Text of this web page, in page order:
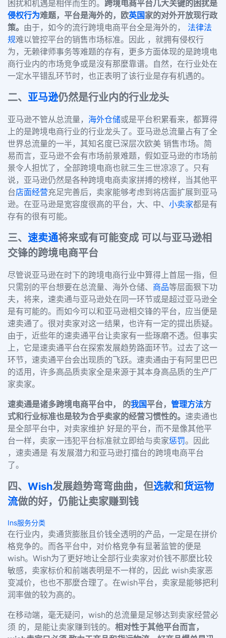
困扰和机遇是相伴而生的。 跨境电商平台几大关键的困扰是
侵权行为难题，平台是海外的，欧英国家的对外开放现行政
策。 由于，如今的流行跨境电商平台全是海外的， 法律法
规难以管控平台的销售市场标准。因此 ，就拥有侵权行
为，无赖律师事务等难题的存有，更多方面体现的是跨境电
商行业内的市场竞争或是沒有那麼靠谱。自然，在行业处在
一定水平错乱环节时，也正表明了该行业是存有机遇的。
二、 亚马逊仍然是行业内的行业龙头
亚马逊不管从总流量， 海外仓储或是平台积累看来，都算得
上的是跨境电商行业的行业龙头了。亚马逊总流量占有了全
世界总流量的一半，其知名度已深层次欧美 销售市场。简
易而言，亚马逊不会有市场前景难题，假如亚马逊的市场前
景令人担忧了，全部跨境电商也就三生三世凉凉了。只有
说，亚马逊仍然是各种跨境电商卖家拼搏的榜样，当其他平
台店面经营充足完善后，卖家能够考虑到将店面扩展到亚马
逊。在亚马逊是宽容度很高的平台，大、中、 小卖家都是有
存有的很有可能。
三、 速卖通将来或有可能变成 可以与亚马逊相
交锋的跨境电商平台
尽管说亚马逊在时下的跨境电商行业中算得上首屈一指，但
只需别的平台想要在总流量、海外仓储、 商品等层面狠下功
夫，将来，速卖通与亚马逊处在同一环节或是超过亚马逊全
是有可能的。而如今可以和亚马逊相交锋的平台，应当便是
速卖通了。很对卖家对这一结果，也许有一定的提出质疑。
由于，近些年的速卖通平台让卖家有一些琢磨不透。但事实
上，它是速卖通平台在探索发展趋势路面环节。过去了这一
环节，速卖通平台会出现质的飞跃。速卖通由于有阿里巴巴
的适用，许多高品质卖家全是来源于其本身高品质的生产厂
家卖家。
速卖通是诸多跨境电商平台中， 的我国平台， 管理方法方
式和行业标准也是较为合乎卖家的经营习惯性的。 速卖通也
是全部平台中，对卖家维护 好是的平台，而不是像其他平
台一样，卖家一违犯平台标准就立即给与卖家惩罚。因此
，速卖通是 有发展潜力和亚马逊打擂台的跨境电商平台
了。
四、 Wish发展趋势弯弯曲曲，但选款和货运物
流做的好，仍能让卖家赚到钱
Ins服务分类
在行业内，卖通货膨胀且价钱全透明的产品，一定是在拼价
格竞争的。而各平台中，对价格竞争有显著监管的便是
wish。 Wish为了更好地让全部行业卖家对价钱不那麼比较
敏感，卖家标价和前端表明是不一样的，因此 wish卖家恶
变减价，也也不那麼合理了。在wish平台，卖家是能够把利
润率做的较为高的。
在移动端，毫无疑问， wish的总流量是足够达到卖家经营必
须 的，是能让卖家赚到钱的。 相对性于其他平台而言，